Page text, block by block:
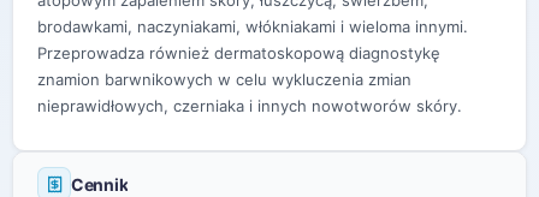
brodawkami, naczyniakami, włókniakami i wieloma innymi.
Przeprowadza również dermatoskopową diagnostykę
znamion barwnikowych w celu wykluczenia zmian
nieprawidłowych, czerniaka i innych nowotworów skóry.
Cennik